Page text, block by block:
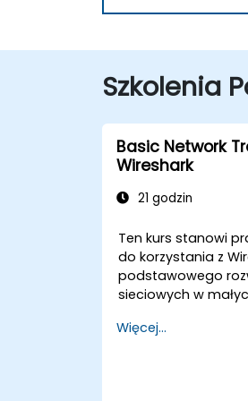
Szkolenia
Basic Network
Wireshark
21 godzin
Ten kurs stanowi
do korzystania z
podstawowego
sieciowych w
pakietów,
Więcej...